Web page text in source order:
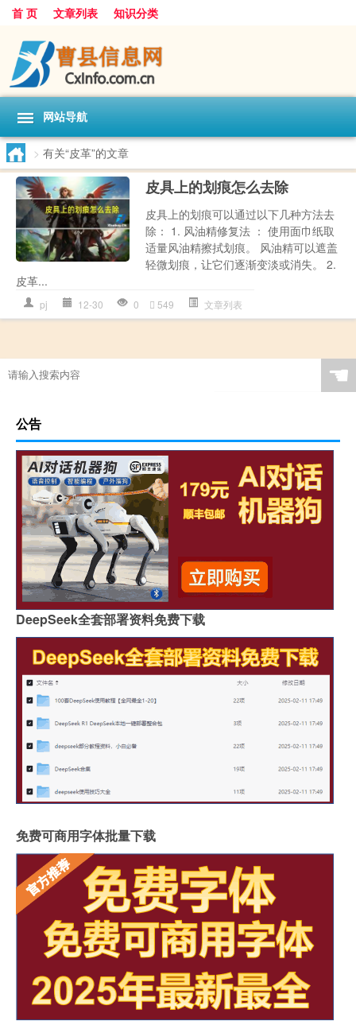
首 页 文章列表 知识分类
网站导航
> 有关“皮革”的文章
皮具上的划痕怎么去除
皮具上的划痕可以通过以下几种方法去
除： 1. 风油精修复法 ： 使用面巾纸取
适量风油精擦拭划痕。 风油精可以遮盖
轻微划痕，让它们逐渐变淡或消失。 2.
皮革...
pj 12-30 0 549 文章列表
☚
公告
DeepSeek全套部署资料免费下载
免费可商用字体批量下载